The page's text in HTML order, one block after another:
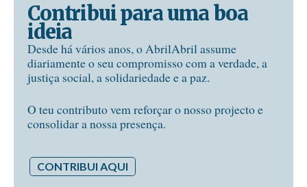
Contribui para uma boa
ideia
Desde há vários anos, o AbrilAbril assume
diariamente o seu compromisso com a verdade, a
justiça social, a solidariedade e a paz.
O teu contributo vem reforçar o nosso projecto e
consolidar a nossa presença.
CONTRIBUI AQUI